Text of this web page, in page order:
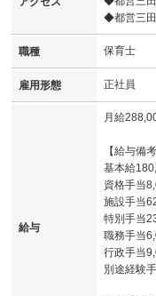
◆都営三
職種 保育士
雇用形態 正社員
給与
月給
【給与備考
基本給
資格手当
施設手当
特別手当
職務手当
行政手当
別途経験